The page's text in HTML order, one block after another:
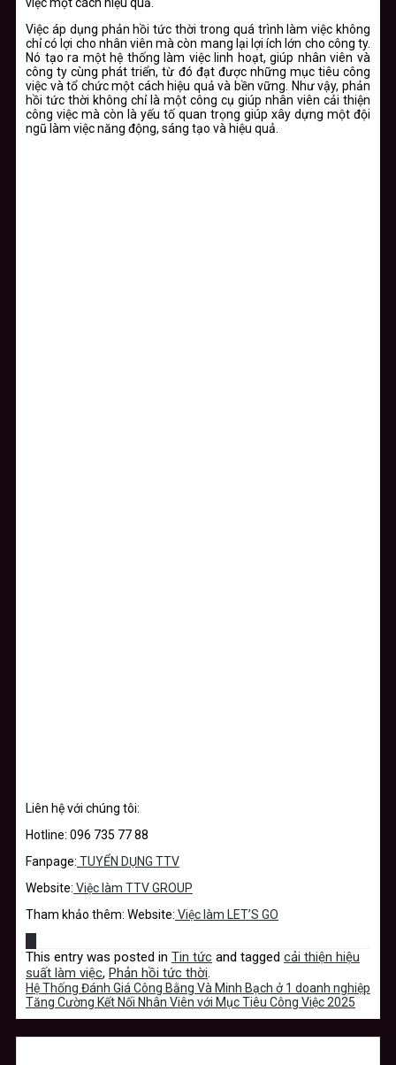
việc một cách hiệu quả.
Việc áp dụng phản hồi tức thời trong quá trình làm việc không
chỉ có lợi cho nhân viên mà còn mang lại lợi ích lớn cho công ty.
Nó tạo ra một hệ thống làm việc linh hoạt, giúp nhân viên và
công ty cùng phát triển, từ đó đạt được những mục tiêu công
việc và tổ chức một cách hiệu quả và bền vững. Như vậy, phản
hồi tức thời không chỉ là một công cụ giúp nhân viên cải thiện
công việc mà còn là yếu tố quan trọng giúp xây dựng một đội
ngũ làm việc năng động, sáng tạo và hiệu quả.
Liên hệ với chúng tôi:
Hotline: 096 735 77 88
Fanpage: TUYỂN DỤNG TTV
Website: Việc làm TTV GROUP
Tham khảo thêm: Website: Việc làm LET’S GO
This entry was posted in Tin tức and tagged cải thiện hiệu
suất làm việc, Phản hồi tức thời.
Hệ Thống Đánh Giá Công Bằng Và Minh Bạch ở 1 doanh nghiệp
Tăng Cường Kết Nối Nhân Viên với Mục Tiêu Công Việc 2025